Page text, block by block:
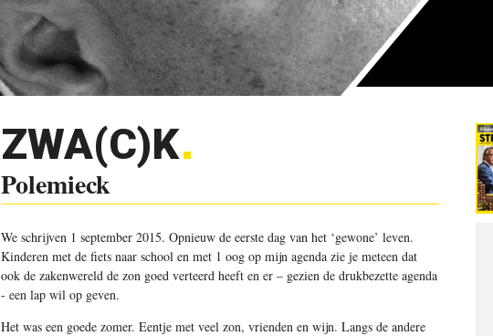
ZWA(C)K
Polemieck
We schrijven 1 september 2015. Opnieuw de eerste dag van het ‘gewone’ leven.
Kinderen met de fiets naar school en met 1 oog op mijn agenda zie je meteen dat
ook de zakenwereld de zon goed verteerd heeft en er – gezien de drukbezette agenda
- een lap wil op geven.
Het was een goede zomer. Eentje met veel zon, vrienden en wijn. Langs de andere